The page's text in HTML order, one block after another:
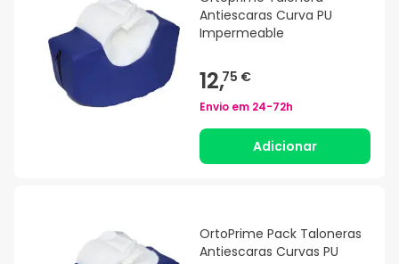
Antiescaras Curva PU
Impermeable
12,75 €
Envio em 24-72h
Adicionar
OrtoPrime Pack Taloneras
Antiescaras Curvas PU